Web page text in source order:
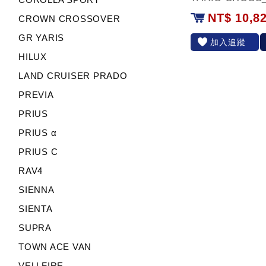
CROWN CROSSOVER
GR YARIS
HILUX
LAND CRUISER PRADO
PREVIA
PRIUS
PRIUS α
PRIUS C
RAV4
SIENNA
SIENTA
SUPRA
TOWN ACE VAN
NT$
加入追蹤